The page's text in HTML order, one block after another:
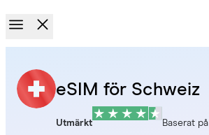
eSIM för Schweiz
Utmärkt Baserat på